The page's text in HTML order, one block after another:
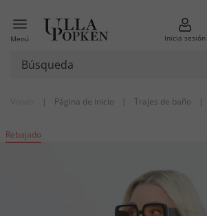
Menú Inicia sesión
| Página de inicio | Trajes de baño |
Rebajado